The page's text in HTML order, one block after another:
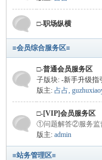
□-职场纵横
≡会员综合服务区≡
□-普通会员服务区
子版块: -新手升级指引
版主: 占占,
□-[VIP]会员服务区
①问题解答②服务
版主: admin
≡站务管理区≡